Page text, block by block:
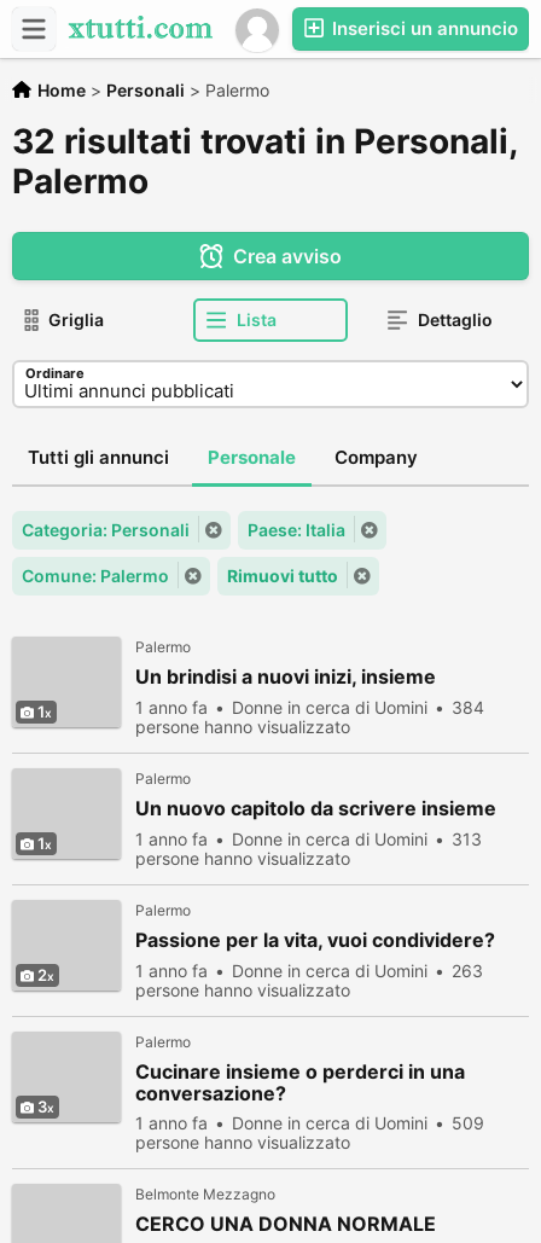
Inserisci un annuncio
Home > Personali > Palermo
32 risultati trovati in Personali,
Palermo
Crea avviso
Griglia Lista Dettaglio
Ordinare
Tutti gli annunci Personale Company
Categoria: Personali Paese: Italia
Comune: Palermo Rimuovi tutto
1
Palermo
Un brindisi a nuovi inizi, insieme
1 anno fa Donne in cerca di Uomini
384
persone hanno visualizzato
1
Palermo
Un nuovo capitolo da scrivere insieme
1 anno fa Donne in cerca di Uomini
313
persone hanno visualizzato
2
Palermo
Passione per la vita, vuoi condividere?
1 anno fa Donne in cerca di Uomini
263
persone hanno visualizzato
3
Palermo
Cucinare insieme o perderci in una
conversazione?
1 anno fa Donne in cerca di Uomini
509
persone hanno visualizzato
Belmonte Mezzagno
CERCO UNA DONNA NORMALE